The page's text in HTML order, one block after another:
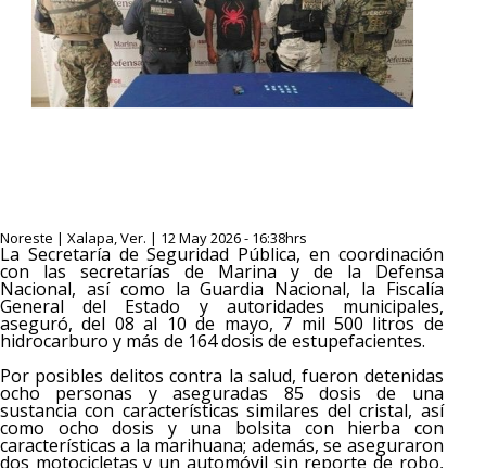
Noreste | Xalapa, Ver. | 12 May 2026 - 16:38hrs
La Secretaría de Seguridad Pública, en coordinación
con las secretarías de Marina y de la Defensa
Nacional, así como la Guardia Nacional, la Fiscalía
General del Estado y autoridades municipales,
aseguró, del 08 al 10 de mayo, 7 mil 500 litros de
hidrocarburo y más de 164 dosis de estupefacientes.
Por posibles delitos contra la salud, fueron detenidas
ocho personas y aseguradas 85 dosis de una
sustancia con características similares del cristal, así
como ocho dosis y una bolsita con hierba con
características a la marihuana; además, se aseguraron
dos motocicletas y un automóvil sin reporte de robo,